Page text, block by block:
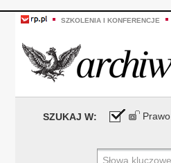
SZKOLENIA I KONFERENCJE
SZUKAJ W: Prawo